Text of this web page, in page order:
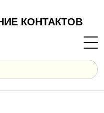
КОНТАКТОВ